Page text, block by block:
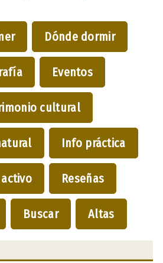
Dónde dormir
Eventos
cultural
Info práctica
Reseñas
Buscar Altas